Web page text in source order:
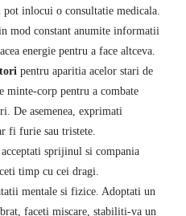
inlocui o consultatie medicala.
mod constant anumite informatii
energie pentru a face altceva.
pentru aparitia acelor stari de
minte-corp pentru a combate
De asemenea, exprimati
fi furie sau tristete.
sprijinul si compania
timp cu cei dragi.
mentale si fizice. Adoptati un
faceti miscare, stabiliti-va un